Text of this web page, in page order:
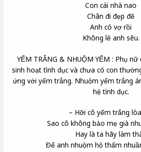
Con cái nhà nao
Chân đi đẹp đẽ
Anh có vợ rồi
Không lẽ anh sêu.
YẾM TRẮNG & NHUỘM YẾM : Phụ
sinh hoạt tình dục và chưa có con
ứng với yếm trắng. Nhuộm yếm trắng
hệ tình dục.
– Hỡi cô yếm trắng
Sao cô không bảo mẹ già
Hay là ta hãy làm
Ðể anh nhuộm hộ thấm